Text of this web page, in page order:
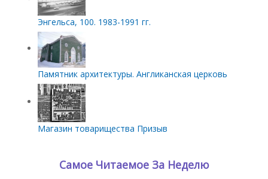
Энгельса, 100. 1983-1991 гг.
Памятник архитектуры. Англиканская церковь
Магазин товарищества Призыв
Самое Читаемое За Неделю